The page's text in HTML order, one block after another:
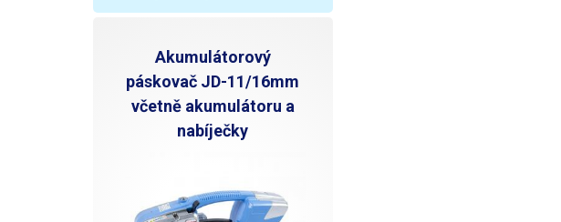
Akumulátorový
páskovač JD-11/16mm
včetně akumulátoru a
nabíječky